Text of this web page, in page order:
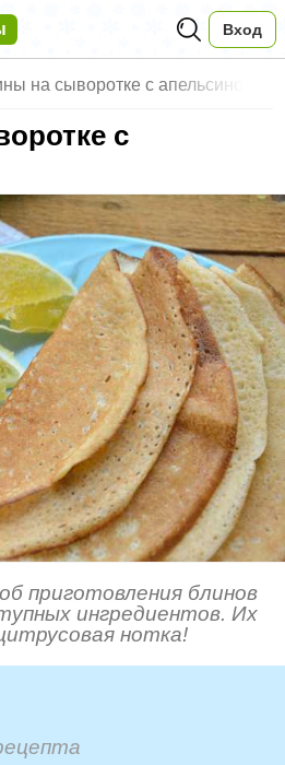
Вход
на сыворотке с апельсино
с
приготовления блинов
ингредиентов. Их
нотка!